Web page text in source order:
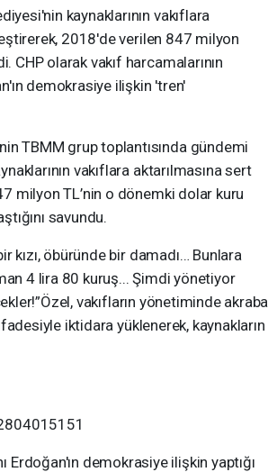
kaynaklarının vakıflara
2018'de verilen 847 milyon
CHP olarak vakıf harcamalarının
demokrasiye ilişkin 'tren'
TBMM grup toplantısında gündemi
vakıflara aktarılmasına sert
milyon TL’nin o dönemki dolar kuru
savundu.
kızı, öbüründe bir damadı… Bunlara
4 lira 80 kuruş... Şimdi yönetiyor
vakıfların yönetiminde akraba
iktidara yüklenerek, kaynakların
Erdoğan'ın demokrasiye ilişkin yaptığı